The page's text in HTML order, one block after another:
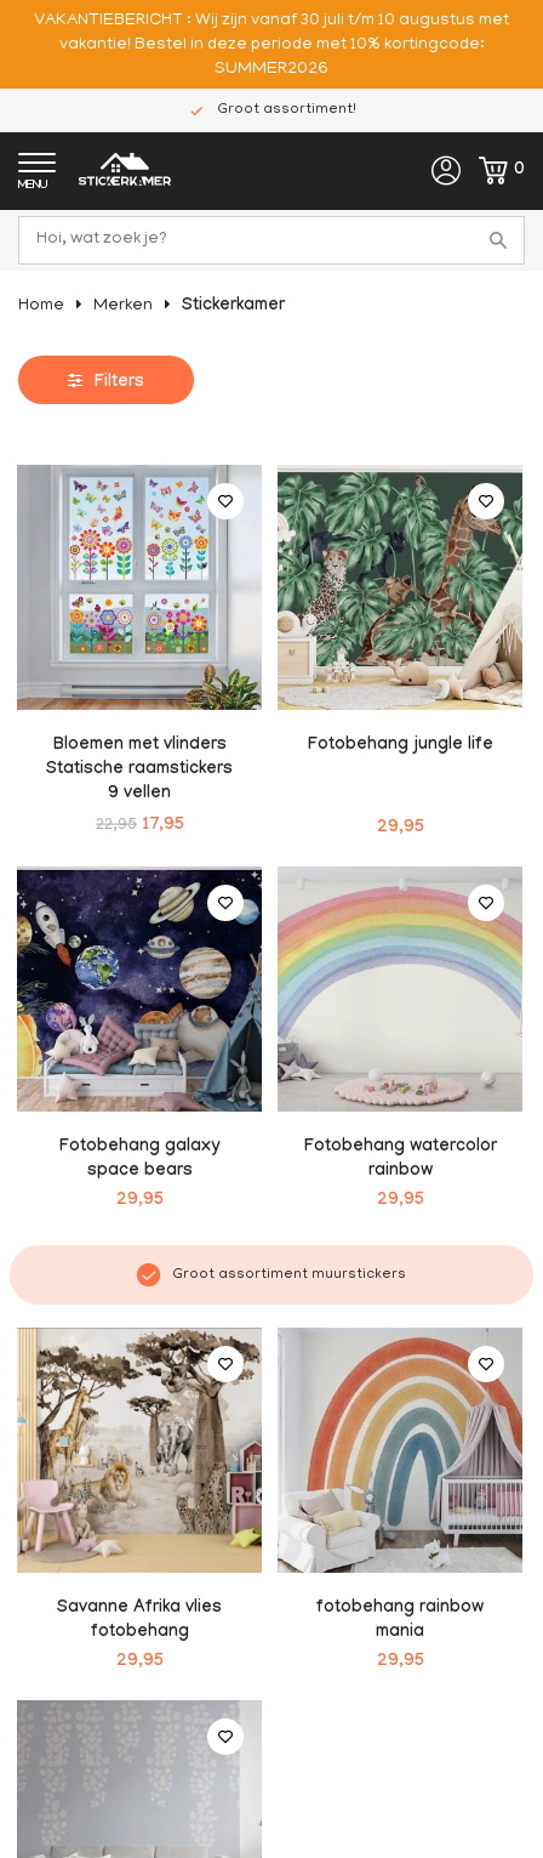
VAKANTIEBERICHT : Wij zijn vanaf 30 juli t/m 10 augustus met
vakantie! Bestel in deze periode met 10% kortingcode:
SUMMER2026
Groot assortiment!
MENU
0
Home Merken Stickerkamer
Filters
Bloemen met vlinders
Statische raamstickers
9 vellen
22,95 17,95
Fotobehang jungle life
29,95
Fotobehang galaxy
space bears
29,95
Fotobehang watercolor
rainbow
29,95
Savanne Afrika vlies
fotobehang
29,95
fotobehang rainbow
mania
29,95
Groot assortiment muurstickers